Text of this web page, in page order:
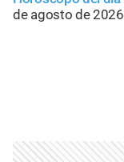
de agosto de 2026